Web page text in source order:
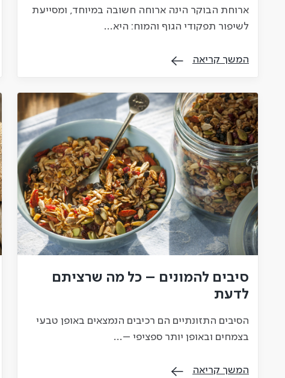
ארוחת הבוקר הינה ארוחה חשובה במיוחד, ומסייעת
לשיפור תפקודי הגוף והמוח: היא…
המשך קריאה
סיבים להמונים – כל מה שרציתם
לדעת
הסיבים התזונתיים הם רכיבים הנמצאים באופן טבעי
בצמחים ובאופן יותר ספציפי –…
המשך קריאה